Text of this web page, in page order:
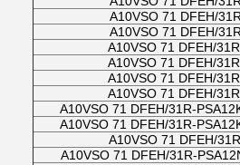
A10VSO 71 DFEH/
A10VSO 71 DFEH/
A10VSO 71 DFEH/
A10VSO 71 DFEH/
A10VSO 71 DFEH/
A10VSO 71 DFEH/
A10VSO 71 DFEH/31R-
A10VSO 71 DFEH/31R-
A10VSO 71 DFEH/
A10VSO 71 DFEH/31R-